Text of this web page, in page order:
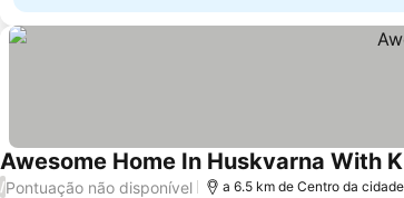
Awesome Home In Huskvarna With
/Pontuação não disponível a 6.5 km de Centro da cidade